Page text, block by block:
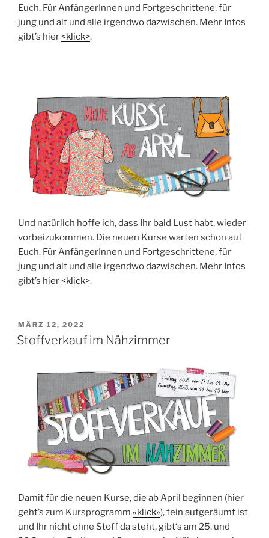
Euch. Für Anfän­ge­rIn­nen und Fort­ge­schrit­te­ne, für
jung und alt und alle irgend­wo dazwi­schen. Mehr Infos
gibt’s hier<klick>.
Und natür­lich hof­fe ich, dass Ihr bald Lust habt, wie­der
vor­bei­zu­kom­men. Die neu­en Kur­se war­ten schon auf
Euch. Für Anfän­ge­rIn­nen und Fort­ge­schrit­te­ne, für
jung und alt und alle irgend­wo dazwi­schen. Mehr Infos
gibt’s hier<klick>.
VERÖFFENTLICHT
AM
MÄRZ 12, 2022
Stoffverkauf im Nähzimmer
Damit für die neu­en Kur­se, die ab April begin­nen (hier
geht’s zum Kurs­pro­gramm «klick»), fein auf­ge­räumt ist
und Ihr nicht ohne Stoff da steht, gibt‘s am 25. und